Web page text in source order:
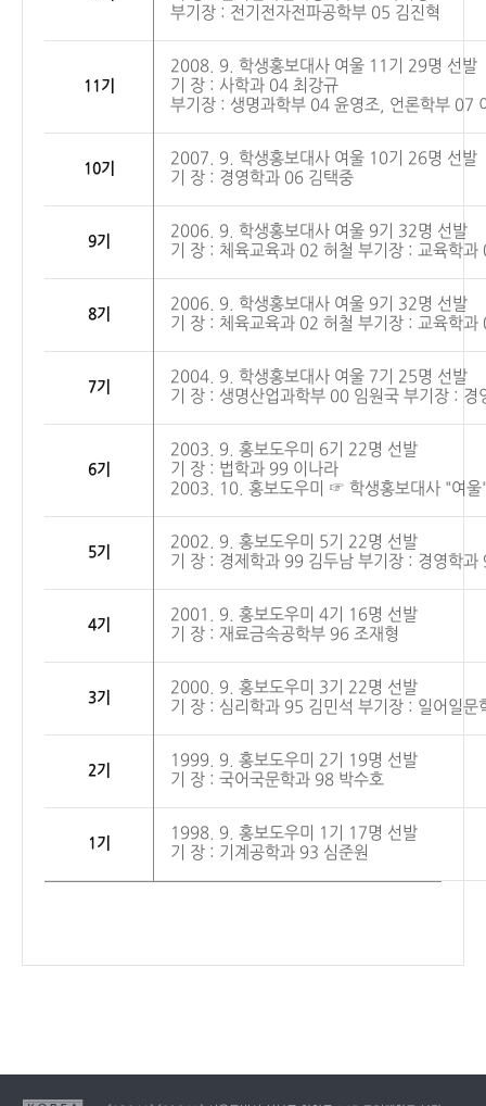
부기장 : 전기전자전파공학부 05 김진혁
11기
2008. 9. 학생홍보대사 여울 11기 29명 선발
기 장 : 사학과 04 최강규
부기장 : 생명과학부 04 윤영조, 언론학부 07
10기
2007. 9. 학생홍보대사 여울 10기 26명 선발
기 장 : 경영학과 06 김택중
9기
2006. 9. 학생홍보대사 여울 9기 32명 선발
기 장 : 체육교육과 02 허철 부기장 : 교육학과
8기
2006. 9. 학생홍보대사 여울 9기 32명 선발
기 장 : 체육교육과 02 허철 부기장 : 교육학과
7기
2004. 9. 학생홍보대사 여울 7기 25명 선발
기 장 : 생명산업과학부 00 임원국 부기장 : 경
6기
2003. 9. 홍보도우미 6기 22명 선발
기 장 : 법학과 99 이나라
2003. 10. 홍보도우미 ☞ 학생홍보대사 "여울
5기
2002. 9. 홍보도우미 5기 22명 선발
기 장 : 경제학과 99 김두남 부기장 : 경영학과
4기
2001. 9. 홍보도우미 4기 16명 선발
기 장 : 재료금속공학부 96 조재형
3기
2000. 9. 홍보도우미 3기 22명 선발
기 장 : 심리학과 95 김민석 부기장 : 일어일문
2기
1999. 9. 홍보도우미 2기
19명 선발
기 장 : 국어국문학과 98 박수호
1기
1998. 9. 홍보도우미 1기 17명 선발
기 장 : 기계공학과 93 심준원